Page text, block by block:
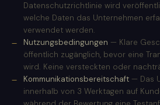
Datenschutzrichtlinie wird
welche Daten das Unternehmen
verwendet werden.
Nutzungsbedingungen — Klare
öffentlich zugänglich, bevor eine
wird. Keine versteckten oder
Kommunikationsbereitschaft — Das
innerhalb von 3 Werktagen auf